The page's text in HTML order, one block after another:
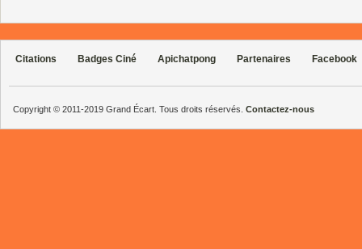
Citations Badges Ciné Apichatpong Partenaires Facebook
Copyright © 2011-2019 Grand Écart. Tous droits réservés. Contactez-nous